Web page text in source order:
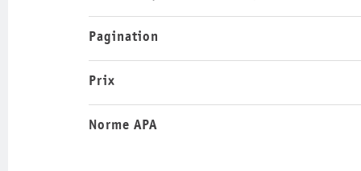
Pagination
Prix
Norme APA